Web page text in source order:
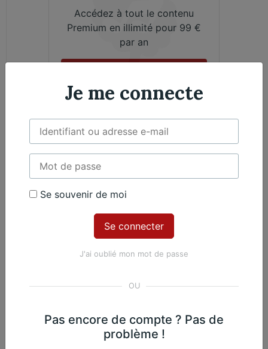
Accédez à tout le contenu
Premium en illimité pour 99 €
par an
Piano
Contenu Premium
Accédez à tout le contenu
Premium en illimité pour 99 €
par an
Je m'abonne
Nicolas Martin, Piano
Je me connecte
Se souvenir de moi
J'ai oublié mon mot de passe
Pas encore de compte ? Pas de
problème !